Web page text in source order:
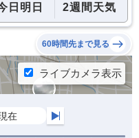
日明日 2週間天気
60時間先まで見る